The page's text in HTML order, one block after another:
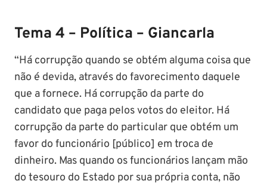
Tema 4 – Política – Giancarla
“Há corrupção quando se obtém alguma coisa que
não é devida, através do favorecimento daquele
que a fornece. Há corrupção da parte do
candidato que paga pelos votos do eleitor. Há
corrupção da parte do particular que obtém um
favor do funcionário [público] em troca de
dinheiro. Mas quando os funcionários lançam mão
do tesouro do Estado por sua própria conta, não